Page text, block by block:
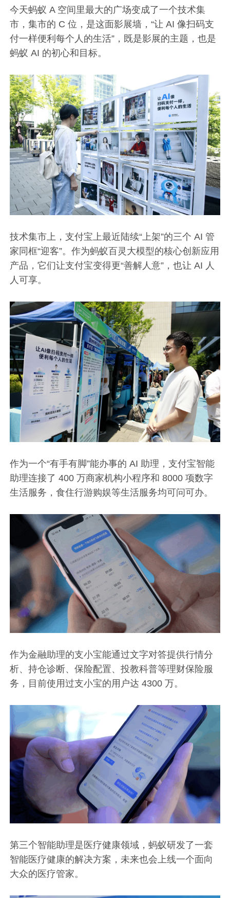
今天蚂蚁 A 空间里最大的广场变成了一个技术集
市，集市的 C 位，是这面影展墙，“让 AI 像扫码支
付一样便利每个人的生活”，既是影展的主题，也是
蚂蚁 AI 的初心和目标。
技术集市上，支付宝上最近陆续“上架”的三个 AI 管
家同框“迎客”。作为蚂蚁百灵大模型的核心创新应用
产品，它们让支付宝变得更“善解人意”，也让 AI 人
人可享。
作为一个“有手有脚”能办事的 AI 助理，支付宝智能
助理连接了 400 万商家机构小程序和 8000 项数字
生活服务，食住行游购娱等生活服务均可问可办。
作为金融助理的支小宝能通过文字对答提供行情分
析、持仓诊断、保险配置、投教科普等理财保险服
务，目前使用过支小宝的用户达 4300 万。
第三个智能助理是医疗健康领域，蚂蚁研发了一套
智能医疗健康的解决方案，未来也会上线一个面向
大众的医疗管家。